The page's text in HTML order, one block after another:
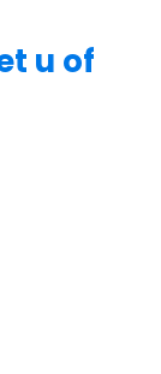
u of